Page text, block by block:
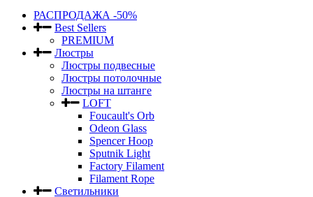
РАСПРОДАЖА -50%
Best Sellers
PREMIUM
Люстры
Люстры подвесные
Люстры потолочные
Люстры на штанге
LOFT
Foucault's Orb
Odeon Glass
Spencer Hoop
Sputnik Light
Factory Filament
Filament Rope
Светильники